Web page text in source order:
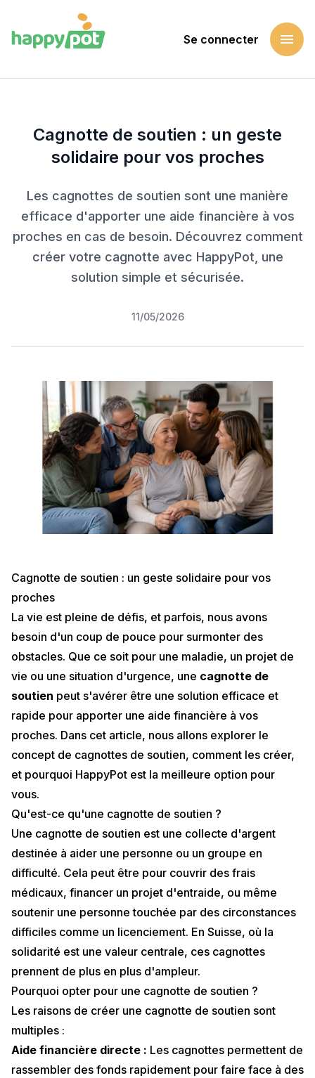
Se connecter menu
Cagnotte de soutien : un geste
solidaire pour vos proches
Les cagnottes de soutien sont une manière
efficace d'apporter une aide financière à vos
proches en cas de besoin. Découvrez comment
créer votre cagnotte avec HappyPot, une
solution simple et sécurisée.
11/05/2026
Cagnotte de soutien : un geste solidaire pour vos
proches
La vie est pleine de défis, et parfois, nous avons
besoin d'un coup de pouce pour surmonter des
obstacles. Que ce soit pour une maladie, un projet de
vie ou une situation d'urgence, une cagnotte de
soutien peut s'avérer être une solution efficace et
rapide pour apporter une aide financière à vos
proches. Dans cet article, nous allons explorer le
concept de cagnottes de soutien, comment les créer,
et pourquoi HappyPot est la meilleure option pour
vous.
Qu'est-ce qu'une cagnotte de soutien ?
Une cagnotte de soutien est une collecte d'argent
destinée à aider une personne ou un groupe en
difficulté. Cela peut être pour couvrir des frais
médicaux, financer un projet d'entraide, ou même
soutenir une personne touchée par des circonstances
difficiles comme un licenciement. En Suisse, où la
solidarité est une valeur centrale, ces cagnottes
prennent de plus en plus d'ampleur.
Pourquoi opter pour une cagnotte de soutien ?
Les raisons de créer une cagnotte de soutien sont
multiples :
Aide financière directe : Les cagnottes permettent de
rassembler des fonds rapidement pour faire face à des